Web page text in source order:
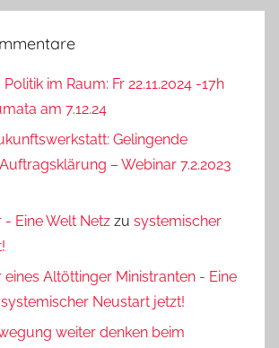
Politik im Raum: Fr 22.11.2024 -17h
am 7.12.24
Gelingende
– Webinar 7.2.2023
- Eine Welt Netz zu systemischer
eines Altöttinger Ministranten - Eine
systemischer Neustart jetzt!
weiter denken beim